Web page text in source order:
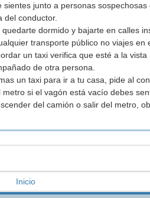
sientes junto a personas
del conductor.
quedarte dormido y bajarte en calles
transporte público no viajes en
un taxi verifica que esté a la
de otra persona.
un taxi para ir a tu casa, pide al
metro si el vagón está vacío debes
del camión o salir del metro,
Inicio